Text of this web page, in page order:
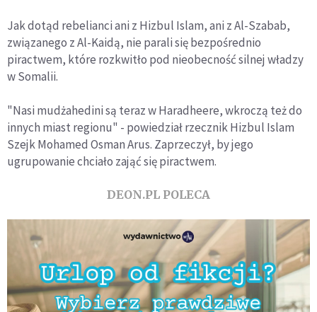
Jak dotąd rebelianci ani z Hizbul Islam, ani z Al-Szabab,
związanego z Al-Kaidą, nie parali się bezpośrednio
piractwem, które rozkwitło pod nieobecność silnej władzy
w Somalii.
"Nasi mudżahedini są teraz w Haradheere, wkroczą też do
innych miast regionu" - powiedział rzecznik Hizbul Islam
Szejk Mohamed Osman Arus. Zaprzeczył, by jego
ugrupowanie chciało zająć się piractwem.
DEON.PL POLECA